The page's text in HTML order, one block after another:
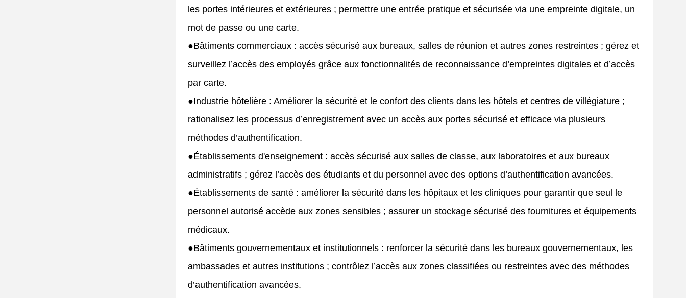
les portes intérieures et extérieures ; permettre une entrée pratique et sécurisée via une empreinte digitale, un
mot de passe ou une carte.
●Bâtiments commerciaux : accès sécurisé aux bureaux, salles de réunion et autres zones restreintes ; gérez et
surveillez l’accès des employés grâce aux fonctionnalités de reconnaissance d’empreintes digitales et d’accès
par carte.
●Industrie hôtelière : Améliorer la sécurité et le confort des clients dans les hôtels et centres de villégiature ;
rationalisez les processus d’enregistrement avec un accès aux portes sécurisé et efficace via plusieurs
méthodes d’authentification.
●Établissements d'enseignement : accès sécurisé aux salles de classe, aux laboratoires et aux bureaux
administratifs ; gérez l’accès des étudiants et du personnel avec des options d’authentification avancées.
●Établissements de santé : améliorer la sécurité dans les hôpitaux et les cliniques pour garantir que seul le
personnel autorisé accède aux zones sensibles ; assurer un stockage sécurisé des fournitures et équipements
médicaux.
●Bâtiments gouvernementaux et institutionnels : renforcer la sécurité dans les bureaux gouvernementaux, les
ambassades et autres institutions ; contrôlez l’accès aux zones classifiées ou restreintes avec des méthodes
d’authentification avancées.